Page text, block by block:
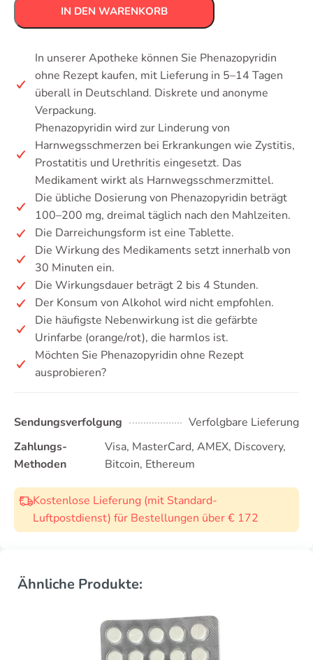
IN DEN WARENKORB
In unserer Apotheke können Sie Phenazopyridin
ohne Rezept kaufen, mit Lieferung in 5–14 Tagen
überall in Deutschland. Diskrete und anonyme
Verpackung.
Phenazopyridin wird zur Linderung von
Harnwegsschmerzen bei Erkrankungen wie Zystitis,
Prostatitis und Urethritis eingesetzt. Das
Medikament wirkt als Harnwegsschmerzmittel.
Die übliche Dosierung von Phenazopyridin beträgt
100–200 mg, dreimal täglich nach den Mahlzeiten.
Die Darreichungsform ist eine Tablette.
Die Wirkung des Medikaments setzt innerhalb von
30 Minuten ein.
Die Wirkungsdauer beträgt 2 bis 4 Stunden.
Der Konsum von Alkohol wird nicht empfohlen.
Die häufigste Nebenwirkung ist die gefärbte
Urinfarbe (orange/rot), die harmlos ist.
Möchten Sie Phenazopyridin ohne Rezept
ausprobieren?
Sendungsverfolgung
Verfolgbare Lieferung
Zahlungs-
Methoden
Visa, MasterCard, AMEX, Discovery,
Bitcoin, Ethereum
Kostenlose Lieferung (mit Standard-
Luftpostdienst) für Bestellungen über € 172
Ähnliche Produkte: